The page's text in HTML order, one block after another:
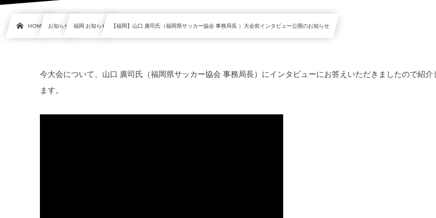
HOME お知らせ 福岡 お知らせ 【福岡】山口 廣司氏（福岡県サッカー協会 事務局長 ）大会前インタビュー公開のお知らせ
今大会について、山口 廣司氏（福岡県サッカー協会 事務局長）にインタビューにお答えいただきましたので紹介
ます。